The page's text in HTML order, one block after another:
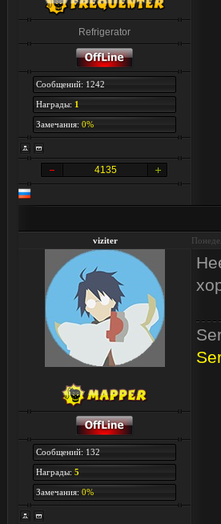
Refrigerator
Сообщений: 1242
Награды: 1
Замечания: 0%
4135
viziter
Сообщений: 132
Награды: 5
Замечания: 0%